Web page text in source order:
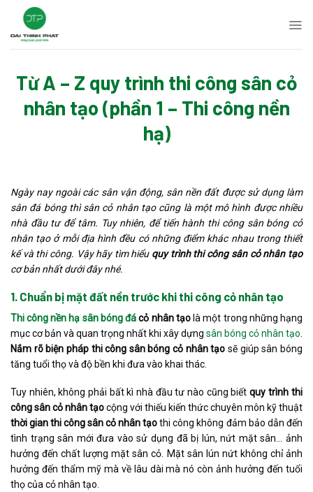
content
Từ A – Z quy trình thi công sân cỏ
nhân tạo (phần 1 – Thi công nền
hạ)
Ngày nay ngoài các sân vận động, sân nền đất được sử dụng làm
sân đá bóng thì sân cỏ nhân tạo cũng là một mô hình được nhiều
nhà đầu tư để tâm. Tuy nhiên, để tiến hành thi công sân bóng cỏ
nhân tạo ở mỗi địa hình đều có những điểm khác nhau trong thiết
kế và thi công. Vậy hãy tìm hiểu quy trình thi công sân cỏ nhân tạo
cơ bản nhất dưới đây nhé.
1. Chuẩn bị mặt đất nền trước khi thi công cỏ nhân tạo
Thi công nền hạ sân bóng đácỏ nhân tạolà một trong những hạng
mục cơ bản và quan trọng nhất khi xây dựng sân bóng cỏ nhân tạo
Nắm rõ biện pháp thi công sân bóng cỏ nhân tạo sẽ giúp sân bóng
tăng tuổi thọ và độ bền khi đưa vào khai thác.
Tuy nhiên, không phải bất kì nhà đầu tư nào cũng biết quy trình thi
công sân cỏ nhân tạocộng với thiếu kiến thức chuyên môn kỹ thuật
thời gian thi công sân cỏ nhân tạothi công không đảm bảo dẫn đến
tình trạng sân mới đưa vào sử dụng đã bị lún, nứt mặt sân… ảnh
hưởng đến chất lượng mặt sân cỏ. Mặt sân lún nứt không chỉ ảnh
hưởng đến thẩm mỹ mà về lâu dài mà nó còn ảnh hưởng đến tuổi
thọ của cỏ nhân tạo.